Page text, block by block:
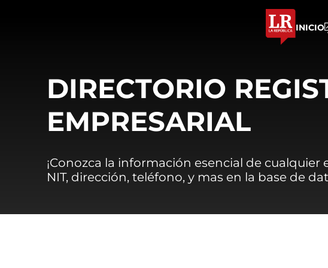
INICIO
DIRECTORIO
EMPRESARIAL
¡Conozca la información esencial de
NIT, dirección, teléfono, y mas en la base de